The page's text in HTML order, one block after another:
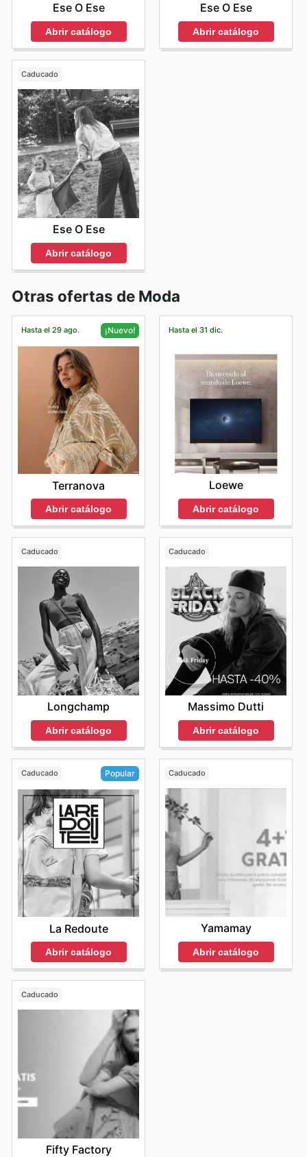
Ese O Ese
Abrir catálogo
Ese O Ese
Abrir catálogo
Caducado
Ese O Ese
Abrir catálogo
Otras ofertas de Moda
Hasta el 29 ago. ¡Nuevo!
Terranova
Abrir catálogo
Hasta el 31 dic.
Loewe
Abrir catálogo
Caducado
Longchamp
Abrir catálogo
Caducado
Massimo Dutti
Abrir catálogo
Caducado Popular
La Redoute
Abrir catálogo
Caducado
Yamamay
Abrir catálogo
Caducado
Fifty Factory